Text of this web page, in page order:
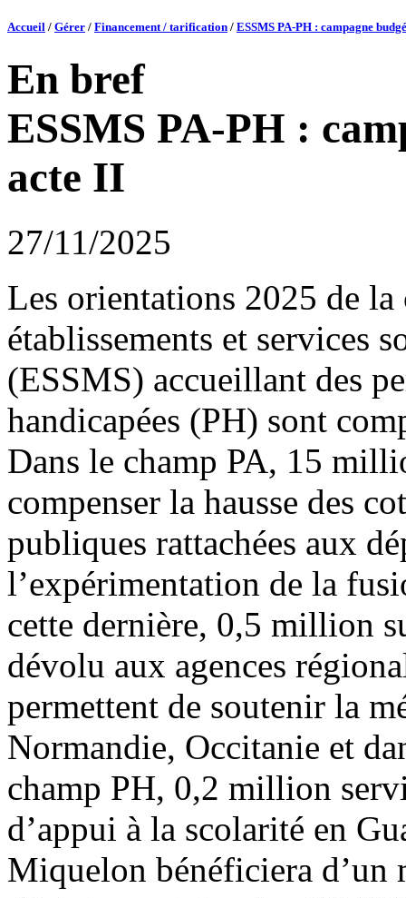
Accueil / Gérer / Financement / tarification / ESSMS PA-PH : campagne
En bref
ESSMS PA-PH :
acte II
27/11/2025
Les orientations 2025 de la
établissements et services
(ESSMS) accueillant des
handicapées (PH) sont
Dans le champ PA, 15
compenser la hausse des
publiques rattachées aux
l’expérimentation de la
cette dernière, 0,5 million
dévolu aux agences
permettent de soutenir la
Normandie, Occitanie et
champ PH, 0,2 million
d’appui à la scolarité en
Miquelon bénéficiera